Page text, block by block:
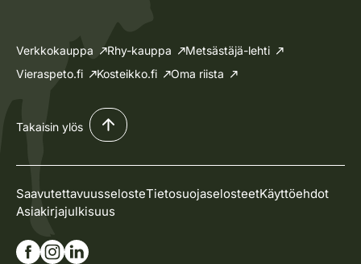
Verkkokauppa Rhy-kauppa
Metsästäjä-lehti
Vieraspeto.fi
Kosteikko.fi Oma riista
Takaisin ylös
SaavutettavuusselosteTietosuojaselosteetKäyttöehdot
Asiakirjajulkisuus